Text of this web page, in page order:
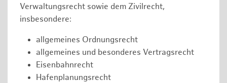
Verwaltungsrecht sowie dem Zivilrecht,
insbesondere:
allgemeines Ordnungsrecht
allgemeines und besonderes Vertragsrecht
Eisenbahnrecht
Hafenplanungsrecht